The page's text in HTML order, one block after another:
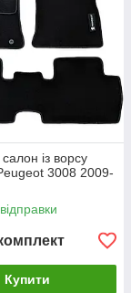
із ворсу
3008 2009-
Купити